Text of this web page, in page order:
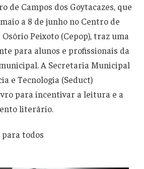
de Campos dos Goytacazes, que
a 8 de junho no Centro de
Peixoto (Cepop), traz uma
para alunos e profissionais da
A Secretaria Municipal
e Tecnologia (Seduct)
para incentivar a leitura e a
literário.
todos